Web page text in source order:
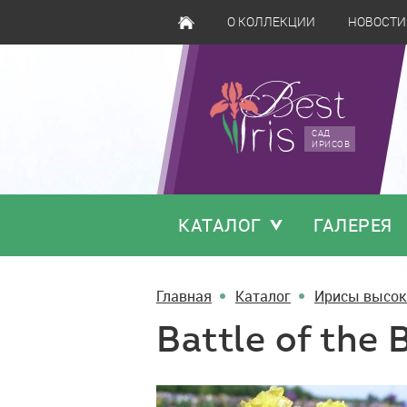
О КОЛЛЕКЦИИ НОВОСТИ
САД
ИРИСОВ
КАТАЛОГ ГАЛЕРЕЯ
Главная Каталог Ирисы
Battle of the
Battle